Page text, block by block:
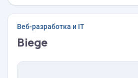
Веб-разработка и IT
Biege